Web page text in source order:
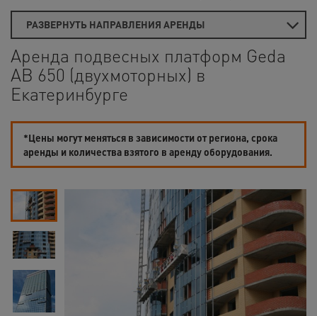
РАЗВЕРНУТЬ НАПРАВЛЕНИЯ АРЕНДЫ
Аренда подвесных платформ Geda
AB 650 (двухмоторных) в
Екатеринбурге
*Цены могут меняться в зависимости от региона, срока
аренды и количества взятого в аренду оборудования.